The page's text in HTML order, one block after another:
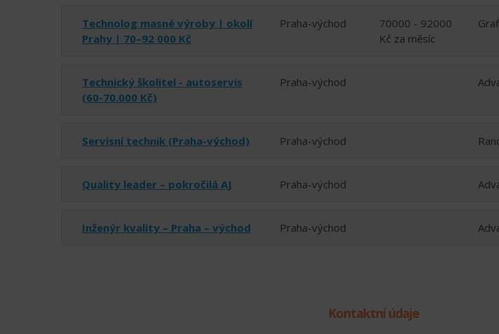
Technolog masné výroby | okolí
Prahy | 70–92 000 Kč
Praha-východ
70000 - 92000
Kč za měsíc
Technický školitel - autoservis
(60-70.000 Kč)
Praha-východ
Servisní technik (Praha-východ) Praha-východ
Quality leader – pokročilá AJ Praha-východ
Inženýr kvality – Praha – východ Praha-východ
Kontaktní údaje